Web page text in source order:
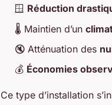
🪟 Réduction
🌡️ Maintien d’un
🔇 Atténuation des
💰 Économies
Ce type d’installation